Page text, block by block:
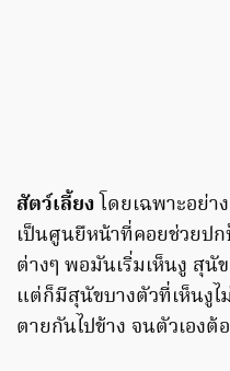
สัตว์เลี้ยงโดยเฉพาะอย่า
เป็นศูนยืหน้าที่คอยช่วยปก
ต่างๆ พอมันเริ่มเห็นงู สุนั
แต่ก็มีสุนัขบางตัวที่เห็นงูไ
ตายกันไปข้าง จนตัวเองต้